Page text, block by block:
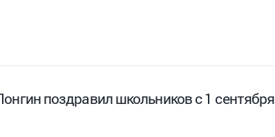
поздравил школьников с 1 сентября